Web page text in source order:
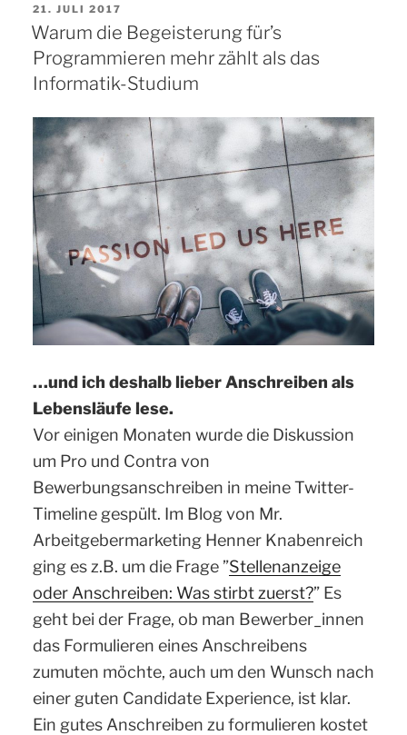
"agile
Transformation"“
VERÖFFENTLICHT
AM
21. JULI 2017
Warum die Begeisterung für’s
Programmieren mehr zählt als das
Informatik-Studium
…und ich deshalb lieber Anschreiben als
Lebensläufe lese.
Vor einigen Monaten wurde die Diskussion
um Pro und Contra von
Bewerbungsanschreiben in meine Twitter-
Timeline gespült. Im Blog von Mr.
Arbeitgebermarketing Henner Knabenreich
ging es z.B. um die Frage ”Stellenanzeige
oder Anschreiben: Was stirbt zuerst?” Es
geht bei der Frage, ob man Bewerber_innen
das Formulieren eines Anschreibens
zumuten möchte, auch um den Wunsch nach
einer guten Candidate Experience, ist klar.
Ein gutes Anschreiben zu formulieren kostet